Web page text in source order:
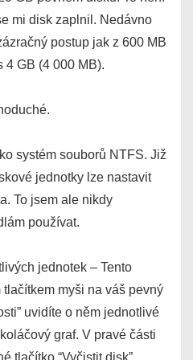
mi disk zaplnil. Nedávno
postup jak z 600 MB
4 GB (4 000 MB).
systém souborů NTFS. Již
jednotky lze nastavit
To jsem ale nikdy
používat.
jednotek – Tento
myši na váš pevný
uvidíte o něm jednotlivé
graf. V pravé části
tlačítko “Vyčistit disk”.